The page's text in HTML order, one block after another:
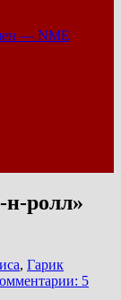
— NME
н-ролл»
, Гарик
5